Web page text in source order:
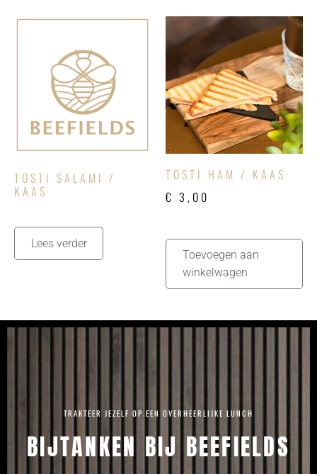
TOSTI SALAMI /
KAAS
Lees verder
TOSTI HAM / KAAS
€ 3,00
Toevoegen aan
winkelwagen
TRAKTEER JEZELF OP EEN OVERHEERLIJKE LUNCH
BIJTANKEN BIJ BEEFIELDS